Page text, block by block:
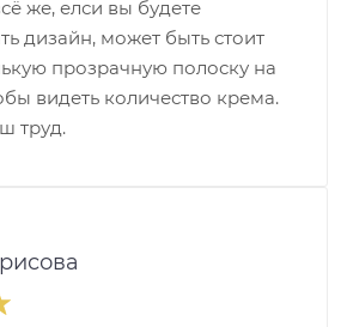
же, елси вы будете
дизайн, может быть стоит
прозрачную полоску на
видеть количество крема.
труд.